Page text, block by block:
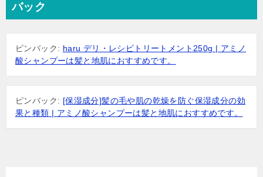
ー
ョ
バック
ピンバック: haru デリ・レシピトリートメント250g | アミノ
酸シャンプーは髪と地肌におすすめです。
ピンバック: [保湿成分]髪の毛や肌の乾燥を防ぐ保湿成分の効
果と種類 | アミノ酸シャンプーは髪と地肌におすすめです。